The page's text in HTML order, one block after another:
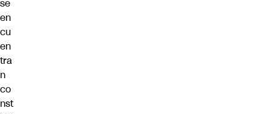
se
en
cu
en
tra
n
co
nst